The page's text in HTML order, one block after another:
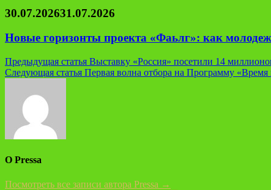
30.07.202631.07.2026
Новые горизонты проекта «Фаьлг»: как
Навигация
по
записям
Предыдущая статья Выставку «Россия» посетили 14
Следующая статья Первая волна отбора на Программу
О Pressa
Посмотреть все записи автора Pressa →